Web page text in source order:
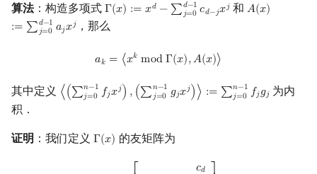
Sublime Text
CP Editor
Code::Blocks
Git Tim 排序
排序相关 STL
排序应用
概率 DP
DP 优化
后缀平衡树
后缀树
升幂引理
卢卡斯定理
范德蒙德卷积
图论计数
线段树
二叉搜索树 & 平衡树
树上随机游走
连通性相关
最小环
反演变换
在一台机器上规划任务
Garsia–Wachs 算法
算法：构造多项式 Γ(𝑥) := 𝑥𝑑 − ∑𝑑−1
𝑗=0 𝑐𝑑−𝑗𝑥𝑗
Γ(x):=xd −∑j =0 d−1cd −jxj 和𝐴(𝑥)
:= ∑𝑑−1
𝑗=0 𝑎𝑗𝑥𝑗
A(x):=
，那么
𝑎𝑘 = ⟨𝑥𝑘 modΓ(𝑥),𝐴(𝑥)⟩
ak =⟨xkmod Γ(x),A x)⟩
其中定义 ⟨(∑𝑛−1
𝑗=0 𝑓𝑗𝑥𝑗) , (∑𝑛−1
𝑗=0 𝑔𝑗𝑥𝑗)⟩ := ∑𝑛−1
𝑗=0 𝑓𝑗𝑔𝑗
⟨( ∑j=0n− 1fjxj) ,( ∑ j=0n−1gjxj)⟩ :=∑ j=0 n−1fjg
为内
积．
证明 ：我们定义 Γ(𝑥)
Γ(x) 的友矩阵为
𝑐
1c1